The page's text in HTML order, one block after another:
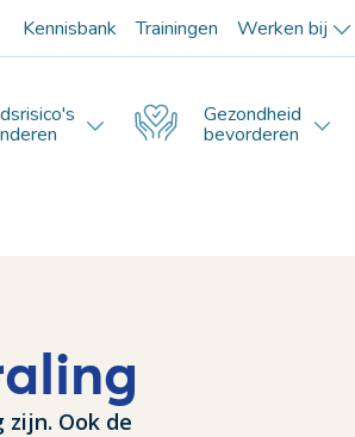
Kennisbank Trainingen Werken bij
Gezondheid
bevorderen
Ook de